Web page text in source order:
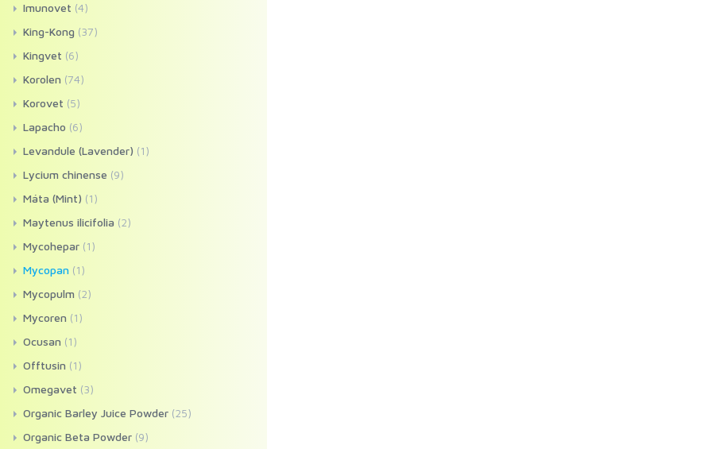
Imunovet (4)
King-Kong (37)
Kingvet (6)
Korolen (74)
Korovet (5)
Lapacho (6)
Levandule (Lavender) (1)
Lycium chinense (9)
Máta (Mint) (1)
Maytenus ilicifolia (2)
Mycohepar (1)
Mycopan (1)
Mycopulm (2)
Mycoren (1)
Ocusan (1)
Offtusin (1)
Omegavet (3)
Organic Barley Juice Powder (25)
Organic Beta Powder (9)